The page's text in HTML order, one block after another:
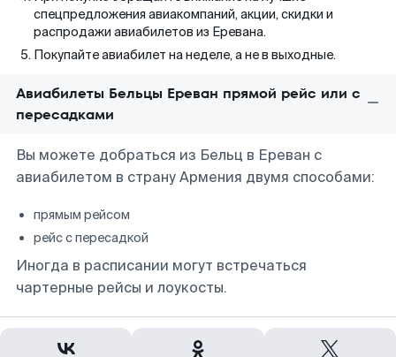
спецпредложения авиакомпаний, акции, скидки и
распродажи авиабилетов из Еревана.
Покупайте авиабилет на неделе, а не в выходные.
Авиабилеты Бельцы Ереван прямой рейс или с
пересадками
Вы можете добраться из Бельц в Ереван с
авиабилетом в страну Армения двумя способами:
прямым рейсом
рейс с пересадкой
Иногда в расписании могут встречаться
чартерные рейсы и лоукосты.